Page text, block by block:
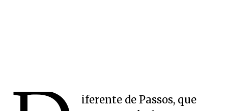
iferente de Passos, que